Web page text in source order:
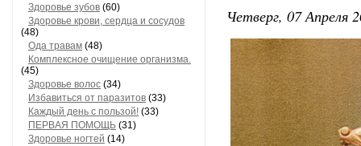
Здоровье зубов (60)
Здоровье крови, сердца и сосудов
(48)
Ода травам (48)
Комплексное очищение организма.
(45)
Здоровье волос (34)
Избавиться от паразитов (33)
Каждый день с пользой! (33)
ПЕРВАЯ ПОМОЩЬ (31)
Здоровье ногтей (14)
Четверг, 07 Апреля